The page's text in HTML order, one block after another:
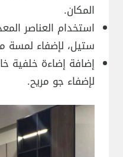
المكان.
استخدام العناصر
ستيل، لإضفاء لمسة
إضافة إضاءة خلفية
لإضفاء جو مريح.